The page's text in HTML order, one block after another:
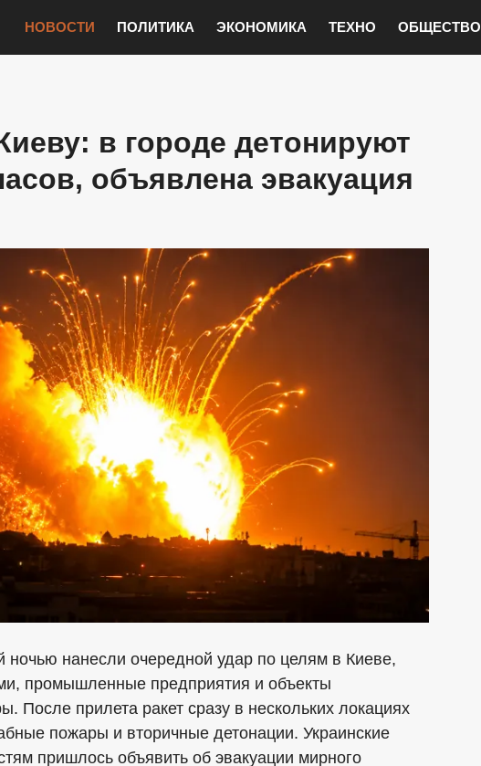
НОВОСТИ ПОЛИТИКА ЭКОНОМИКА ТЕХНО ОБЩЕСТВО
в городе детонируют
объявлена эвакуация
ночью нанесли очередной удар по целям в Киеве,
промышленные предприятия и объекты
После прилета ракет сразу в нескольких локациях
пожары и вторичные детонации. Украинские
пришлось объявить об эвакуации мирного